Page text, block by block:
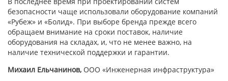
безопасности чаще использовали оборудование компаний
«Рубеж» и «Болид». При выборе бренда прежде всего
обращаем внимание на сроки поставок, наличие
оборудования на складах, и, что не менее важно, на
наличие технической поддержки и гарантии.
Михаил Ельчанинов, ООО «Инженерная инфраструктура»